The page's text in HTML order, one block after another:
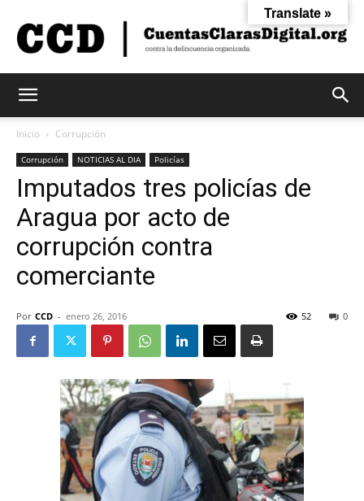
Claras
Digital
Inicio Corrupción
Corrupción NOTICIAS AL DIA Policías
Imputados tres policías de
Aragua por acto de
corrupción contra
comerciante
Por CCD - enero 26, 2016 0
52
Translate »